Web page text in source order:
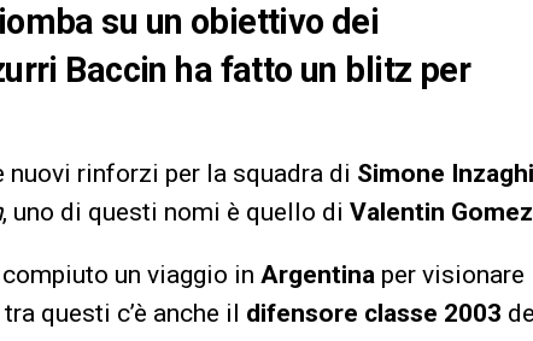
su un obiettivo dei
Baccin ha fatto un blitz per
nuovi rinforzi per la squadra di Simone Inzaghi
, uno di questi nomi è quello di Valentin Gomez
compiuto un viaggio in Argentina per visionare
questi c’è anche il difensore classe 2003 del